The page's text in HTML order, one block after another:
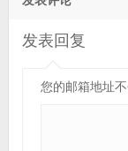
发表回复
您的邮箱地址不